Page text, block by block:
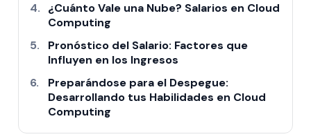
¿Cuánto Vale una Nube? Salarios en Cloud
Computing
Pronóstico del Salario: Factores que
Influyen en los Ingresos
Preparándose para el Despegue:
Desarrollando tus Habilidades en Cloud
Computing